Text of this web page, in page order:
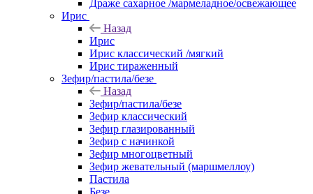
Драже сахарное /мармеладное/освежающее
Ирис
Назад
Ирис
Ирис классический /мягкий
Ирис тираженный
Зефир/пастила/безе
Назад
Зефир/пастила/безе
Зефир классический
Зефир глазированный
Зефир с начинкой
Зефир многоцветный
Зефир жевательный (маршмеллоу)
Пастила
Безе